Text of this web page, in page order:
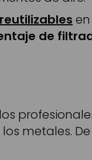
de
metales.